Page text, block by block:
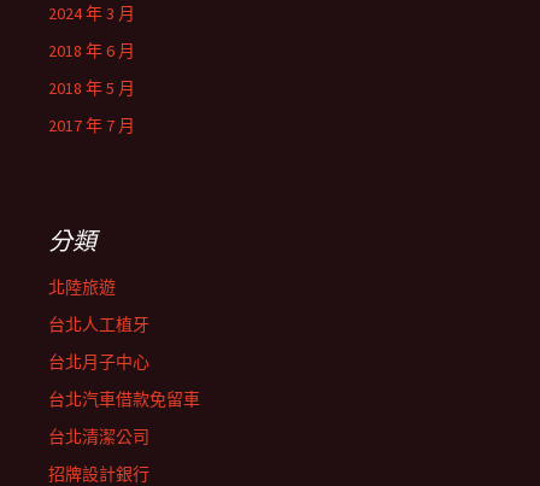
2024 年 3 月
2018 年 6 月
2018 年 5 月
2017 年 7 月
分類
北陸旅遊
台北人工植牙
台北月子中心
台北汽車借款免留車
台北清潔公司
招牌設計銀行